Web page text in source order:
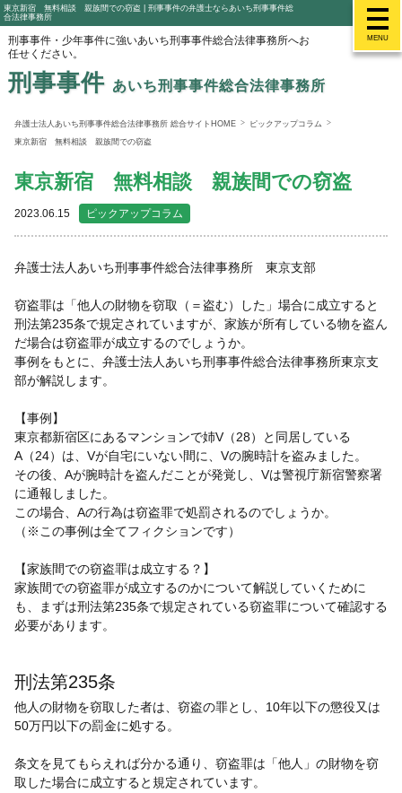
MENU
東京新宿 無料相談 親族間での窃盗 | 刑事事件の弁護士ならあいち刑事事件総
合法律事務所
刑事事件・少年事件に強いあいち刑事事件総合法律事務所へお
任せください。
刑事事件 あいち刑事事件総合法律事務所
弁護士法人あいち刑事事件総合法律事務所 総合サイトHOME
ピックアップコラム
東京新宿 無料相談 親族間での窃盗
東京新宿 無料相談 親族間での窃盗
2023.06.15 ピックアップコラム
弁護士法人あいち刑事事件総合法律事務所 東京支部
窃盗罪は「他人の財物を窃取（＝盗む）した」場合に成立すると
刑法第235条で規定されていますが、家族が所有している物を盗ん
だ場合は窃盗罪が成立するのでしょうか。
事例をもとに、弁護士法人あいち刑事事件総合法律事務所東京支
部が解説します。
【事例】
東京都新宿区にあるマンションで姉V（28）と同居している
A（24）は、Vが自宅にいない間に、Vの腕時計を盗みました。
その後、Aが腕時計を盗んだことが発覚し、Vは警視庁新宿警察署
に通報しました。
この場合、Aの行為は窃盗罪で処罰されるのでしょうか。
（※この事例は全てフィクションです）
【家族間での窃盗罪は成立する？】
家族間での窃盗罪が成立するのかについて解説していくために
も、まずは刑法第235条で規定されている窃盗罪について確認する
必要があります。
刑法第235条
他人の財物を窃取した者は、窃盗の罪とし、10年以下の懲役又は
50万円以下の罰金に処する。
条文を見てもらえれば分かる通り、窃盗罪は「他人」の財物を窃
取した場合に成立すると規定されています。